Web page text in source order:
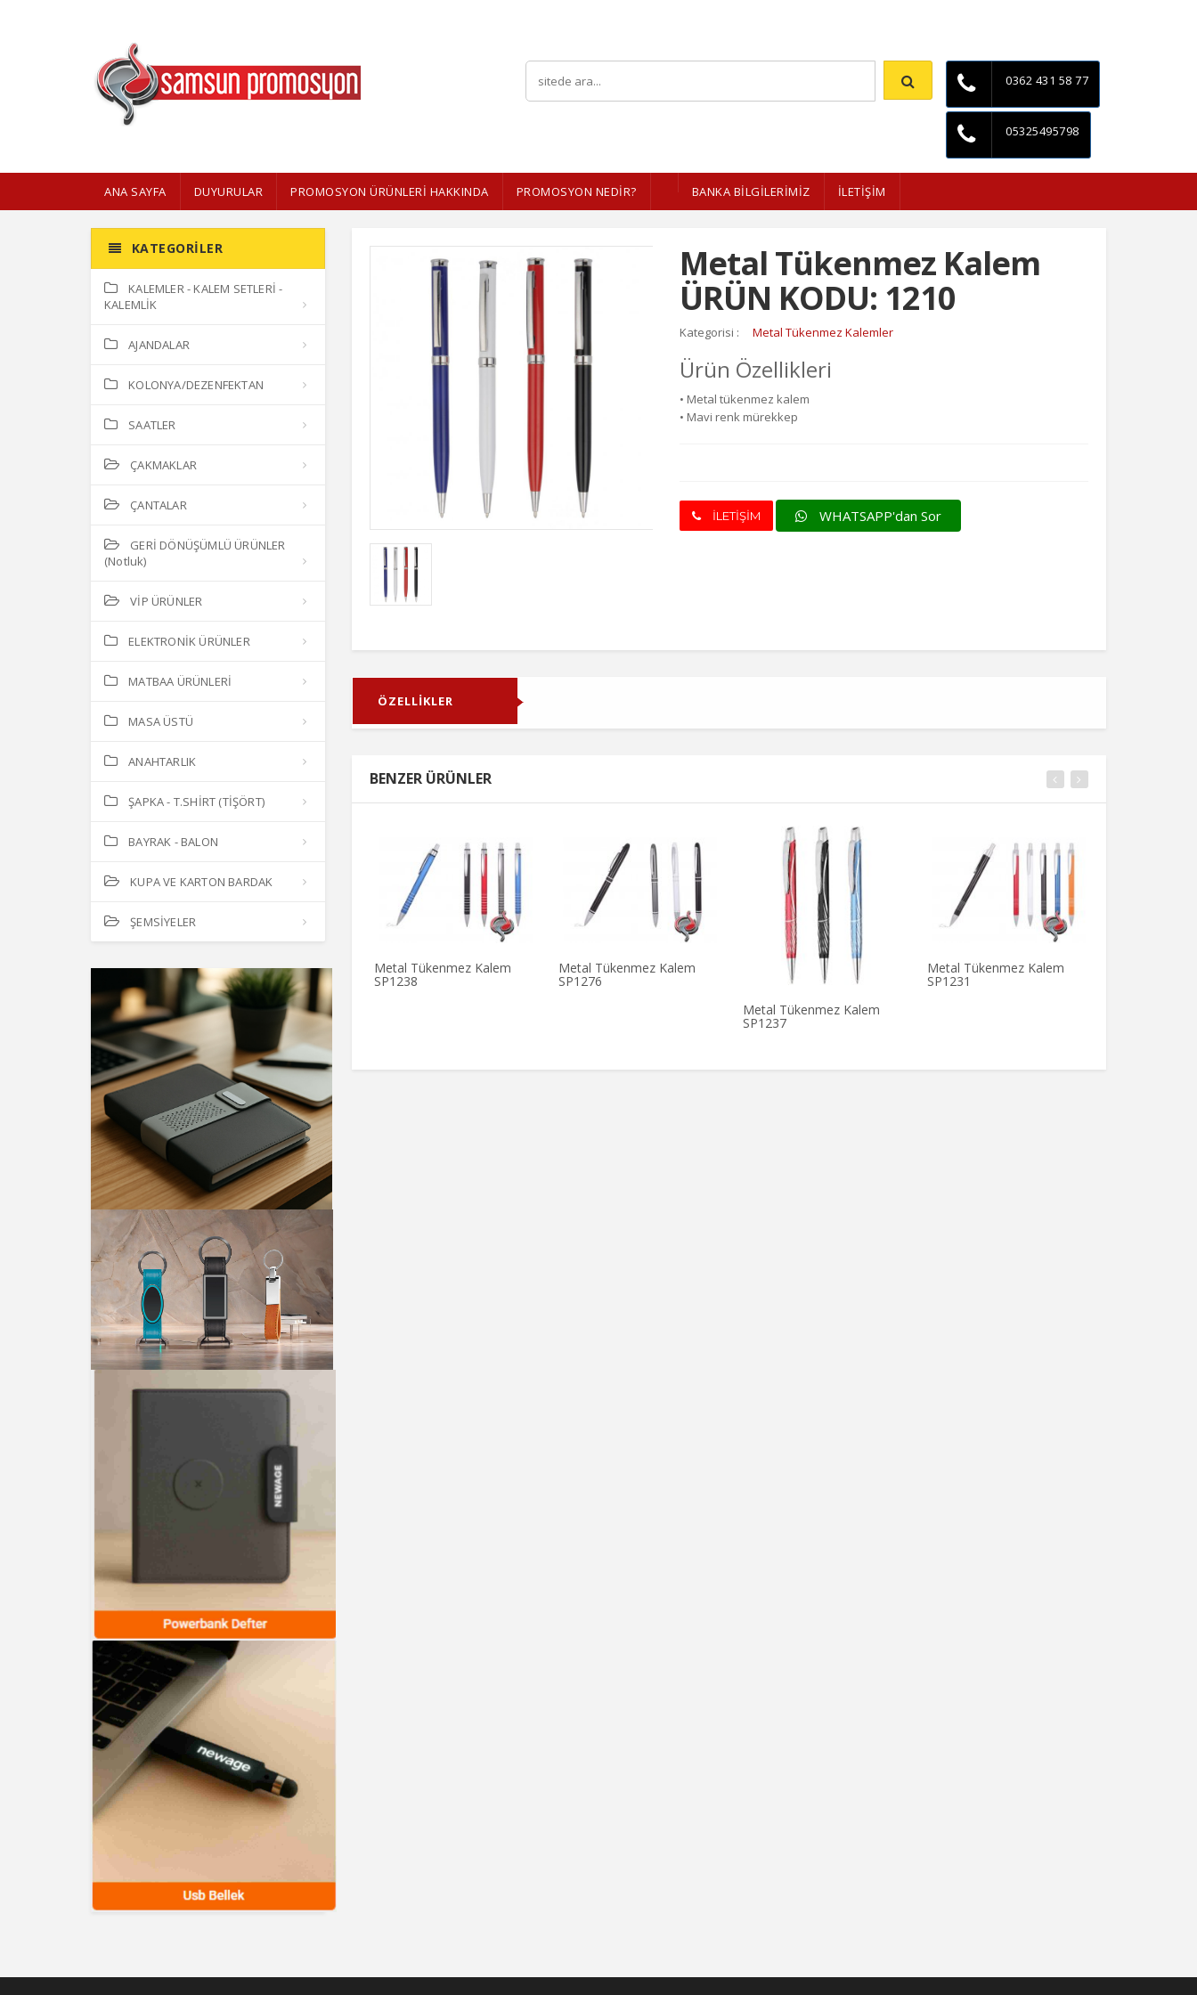
0362 431 58 77
05325495798
ANA SAYFA DUYURULAR PROMOSYON ÜRÜNLERI HAKKINDA PROMOSYON NEDİR? BANKA BİLGİLERİMİZ İLETİŞİM
KATEGORILER
KALEMLER - KALEM SETLERİ -
KALEMLİK
AJANDALAR
KOLONYA/DEZENFEKTAN
SAATLER
ÇAKMAKLAR
ÇANTALAR
GERİ DÖNÜŞÜMLÜ ÜRÜNLER
(Notluk)
VİP ÜRÜNLER
ELEKTRONİK ÜRÜNLER
MATBAA ÜRÜNLERİ
MASA ÜSTÜ
ANAHTARLIK
ŞAPKA - T.SHİRT (TİŞÖRT)
BAYRAK - BALON
KUPA VE KARTON BARDAK
ŞEMSİYELER
Metal Tükenmez Kalem
ÜRÜN KODU: 1210
Kategorisi : Metal Tükenmez Kalemler
Ürün Özellikleri
• Metal tükenmez kalem
• Mavi renk mürekkep
İLETİŞİM WHATSAPP'dan Sor
ÖZELLİKLER
BENZER ÜRÜNLER
Metal Tükenmez Kalem
SP1238
Metal Tükenmez Kalem
SP1276
Metal Tükenmez Kalem
SP1237
Metal Tükenmez Kalem
SP1231